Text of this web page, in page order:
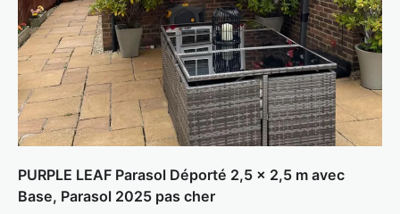
PURPLE LEAF Parasol Déporté 2,5 × 2,5 m avec
Base, Parasol 2025 pas cher